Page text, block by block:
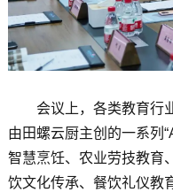
会议上，各类教育行业
由田螺云厨主创的一系列
智慧烹饪、农业劳技教育
饮文化传承、餐饮礼仪教